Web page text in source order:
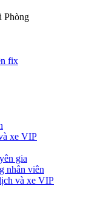
Phòng
xe VIP
gia
nhân viên
và xe VIP